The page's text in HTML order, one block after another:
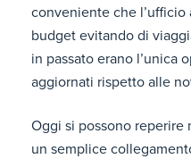
conveniente che
budget evitando di
in passato erano l’unica
aggiornati rispetto alle
Oggi si possono
un semplice